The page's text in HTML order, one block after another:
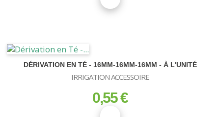
DÉRIVATION EN TÉ - 16MM-16MM-16MM - À L'UNITÉ
IRRIGATION ACCESSOIRE
prix
0,55 €